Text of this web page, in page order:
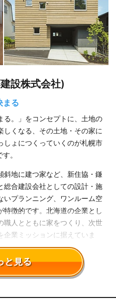
設株式会社)
まる
る。」をコンセプトに、土地の
しくなる、その土地・その家に
しょにつくっていくのが札幌市
。
斜地に建つ家など、新住協・鎌
総合建設会社としての設計・施
いプランニング、ワンルーム空
徴的です。北海道の企業とし
職人とともに家をつくり、次世
業ミッションに据えていま
と見る